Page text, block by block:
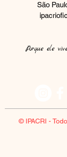
São
Porque ele
© IPACRI -